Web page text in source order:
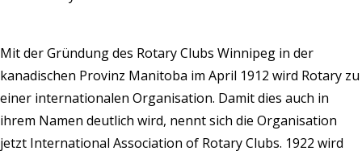
Mit der Gründung des Rotary Clubs Winnipeg in der
kanadischen Provinz Manitoba im April 1912 wird Rotary zu
einer internationalen Organisation. Damit dies auch in
ihrem Namen deutlich wird, nennt sich die Organisation
jetzt International Association of Rotary Clubs. 1922 wird